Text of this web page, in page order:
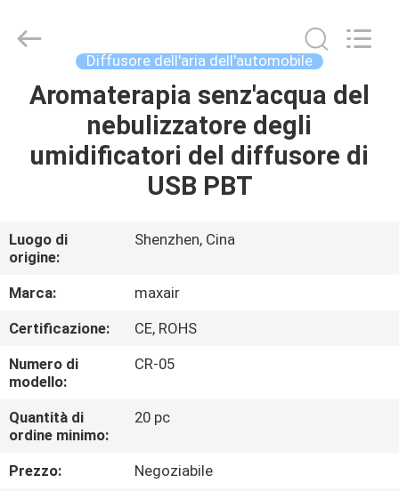
CASA
PRODOTTI
NOI
GIRO
DELLA
FABBRICA
CONTROLLO
DI
QUALITÀ
Industrial
Reserved.
Diffusore dell'aria dell'automobile
Aromaterapia senz'acqua del
nebulizzatore degli
umidificatori del diffusore di
USB PBT
Luogo di
origine:
Shenzhen, Cina
Marca:
maxair
Certificazione:
CE, ROHS
Numero di
modello:
CR-05
Quantità di
ordine minimo:
20 pc
Prezzo:
Negoziabile